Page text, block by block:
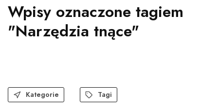
Wpisy oznaczone tagiem
"Narzędzia tnące"
Kategorie Tagi